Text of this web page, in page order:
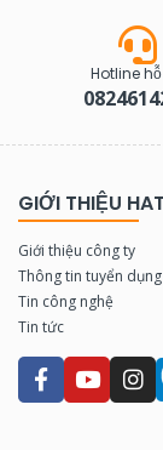
Hotline
GIỚI THIỆU
Giới thiệu công ty
Thông tin tuyển dụng
Tin công nghệ
Tin tức